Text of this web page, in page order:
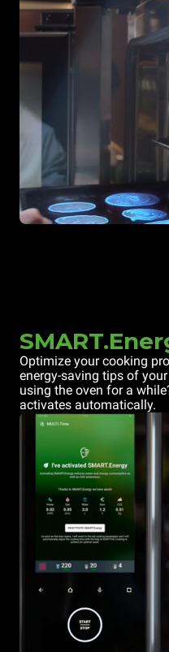
Optimize your cooking
energy-saving tips of
using the oven for a
activates automatically.